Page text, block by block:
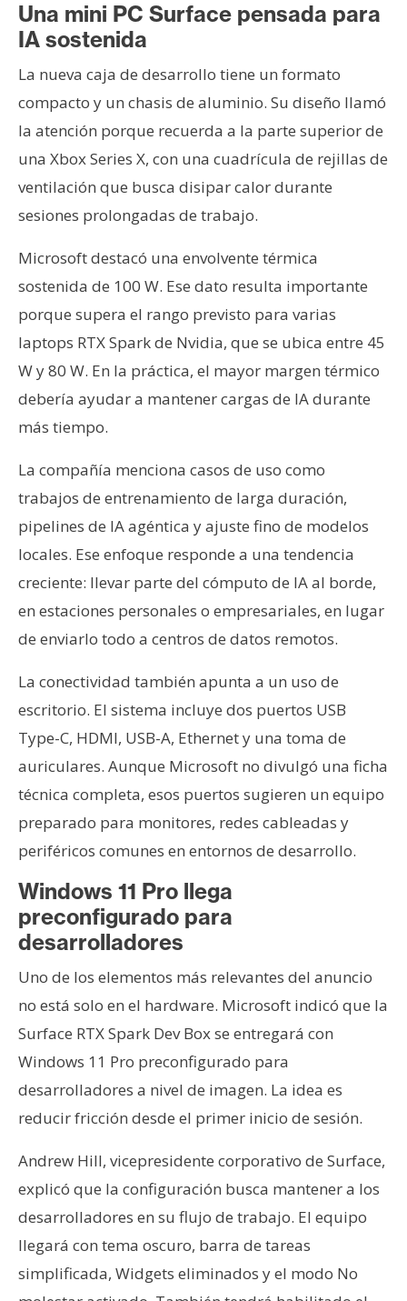
C
o
n
a
c
t
o
P
u
b
l
i
c
a
Una mini PC Surface pensada para
IA sostenida
La nueva caja de desarrollo tiene un formato
compacto y un chasis de aluminio. Su diseño llamó
la atención porque recuerda a la parte superior de
una Xbox Series X, con una cuadrícula de rejillas de
ventilación que busca disipar calor durante
sesiones prolongadas de trabajo.
Microsoft destacó una envolvente térmica
sostenida de 100 W. Ese dato resulta importante
porque supera el rango previsto para varias
laptops RTX Spark de Nvidia, que se ubica entre 45
W y 80 W. En la práctica, el mayor margen térmico
debería ayudar a mantener cargas de IA durante
más tiempo.
La compañía menciona casos de uso como
trabajos de entrenamiento de larga duración,
pipelines de IA agéntica y ajuste fino de modelos
locales. Ese enfoque responde a una tendencia
creciente: llevar parte del cómputo de IA al borde,
en estaciones personales o empresariales, en lugar
de enviarlo todo a centros de datos remotos.
La conectividad también apunta a un uso de
escritorio. El sistema incluye dos puertos USB
Type-C, HDMI, USB-A, Ethernet y una toma de
auriculares. Aunque Microsoft no divulgó una ficha
técnica completa, esos puertos sugieren un equipo
preparado para monitores, redes cableadas y
periféricos comunes en entornos de desarrollo.
Windows 11 Pro llega
preconfigurado para
desarrolladores
Uno de los elementos más relevantes del anuncio
no está solo en el hardware. Microsoft indicó que la
Surface RTX Spark Dev Box se entregará con
Windows 11 Pro preconfigurado para
desarrolladores a nivel de imagen. La idea es
reducir fricción desde el primer inicio de sesión.
Andrew Hill, vicepresidente corporativo de Surface,
explicó que la configuración busca mantener a los
desarrolladores en su flujo de trabajo. El equipo
llegará con tema oscuro, barra de tareas
simplificada, Widgets eliminados y el modo No